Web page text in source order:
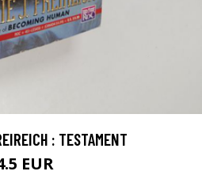
: TESTAMENT
EUR